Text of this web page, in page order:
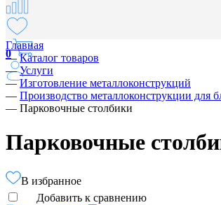
0
Главная
—Каталог товаров
—Услуги
—Изготовление металлоконструкций
— Производство металлоконструкции для
— Парковочные столбики
Парковочные
В избранное
Добавить к сравнению